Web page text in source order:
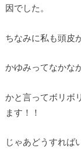
因でした。
ちなみに私も頭皮
かゆみってなかな
かと言ってボリボ
ます！！
じゃあどうすれば